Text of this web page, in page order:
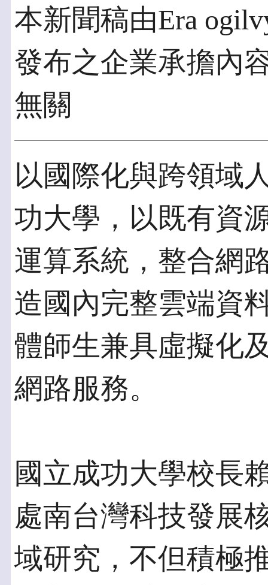
本新聞稿由Era
發布之企業承擔內
無關
以國際化與跨領域
功大學，以既有資
運算系統，整合網
造國內完整雲端資
體師生兼具虛擬化
網路服務。
國立成功大學校長
處南台灣科技發展
域研究，不但積極